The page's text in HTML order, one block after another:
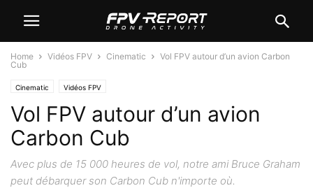
Home Vidéos FPV Cinematic
Vol FPV autour d’un avion Carbon
Cub
Cinematic Vidéos FPV
Vol FPV autour d’un avion
Carbon Cub
Avec plus de 15 000 heures de vol, notre ami Bruce Graham
peut débarquer son Carbon Cub n'importe où.